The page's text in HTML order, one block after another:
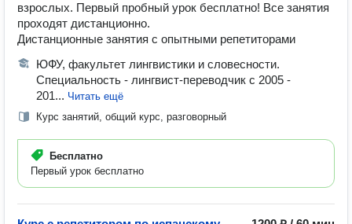
взрослых. Первый пробный урок бесплатно! Все занятия
проходят дистанционно.
Дистанционные занятия с опытными репетиторами
ЮФУ, факультет лингвистики и словесности.
Специальность - лингвист-переводчик с 2005 -
201... Читать ещё
Курс занятий, общий курс, разговорный
Бесплатно
Первый урок бесплатно